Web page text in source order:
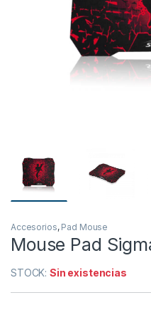
Accesorios, Pad Mouse
Mouse Pad
STOCK:Sin existencias